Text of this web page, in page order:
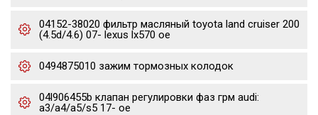
04152-38020 фильтр масляный toyota land cruiser 200
(4.5d/4.6) 07- lexus lx570 oe
0494875010 зажим тормозных колодок
04l906455b клапан регулировки фаз грм audi:
a3/a4/a5/s5 17- oe